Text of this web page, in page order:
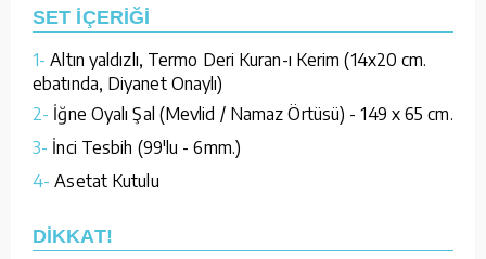
SET İÇERİĞİ
1- Altın yaldızlı, Termo Deri Kuran-ı Kerim (14x20 cm.
ebatında, Diyanet Onaylı)
2- İğne Oyalı Şal (Mevlid / Namaz Örtüsü) - 149 x 65 cm.
3- İnci Tesbih (99'lu - 6mm.)
4- Asetat Kutulu
DİKKAT!